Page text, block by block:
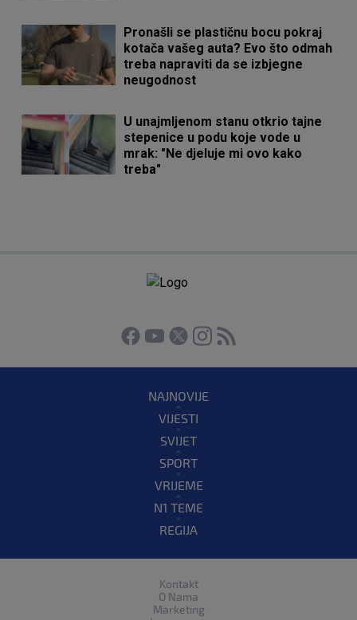
Pronašli se plastičnu bocu pokraj
kotača vašeg auta? Evo što odmah
treba napraviti da se izbjegne
neugodnost
U unajmljenom stanu otkrio tajne
stepenice u podu koje vode u
mrak: "Ne djeluje mi ovo kako
treba"
NAJNOVIJE
VIJESTI
SVIJET
SPORT
VRIJEME
N1 TEME
REGIJA
Kontakt
O Nama
Marketing